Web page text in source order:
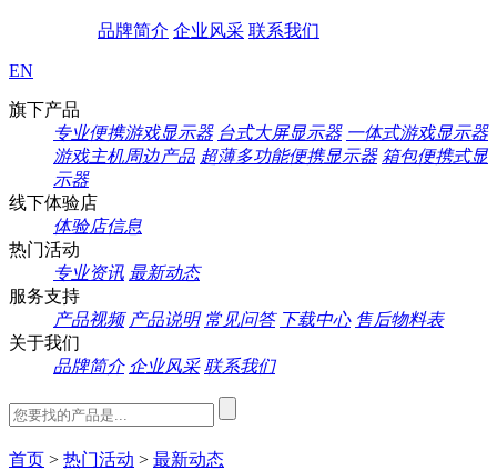
品牌简介 企业风采 联系我们
EN
旗下产品
专业便携游戏显示器 台式大屏显示器 一体式游戏显示器
游戏主机周边产品 超薄多功能便携显示器 箱包便携式显
示器
线下体验店
体验店信息
热门活动
专业资讯 最新动态
服务支持
产品视频 产品说明 常见问答 下载中心 售后物料表
关于我们
品牌简介 企业风采 联系我们
首页 > 热门活动 > 最新动态